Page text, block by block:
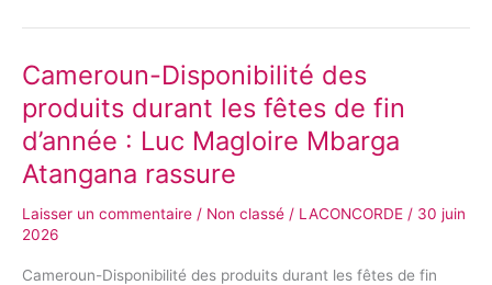
Cameroun-Disponibilité des
produits durant les fêtes de fin
d’année : Luc Magloire Mbarga
Atangana rassure
Laisser un commentaire / Non classé / LACONCORDE / 30 juin
2026
Cameroun-Disponibilité des produits durant les fêtes de fin
Cameroun-
Disponibilité
des
produits
durant
fêtes
de